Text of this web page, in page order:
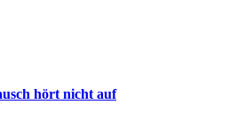
hört nicht auf